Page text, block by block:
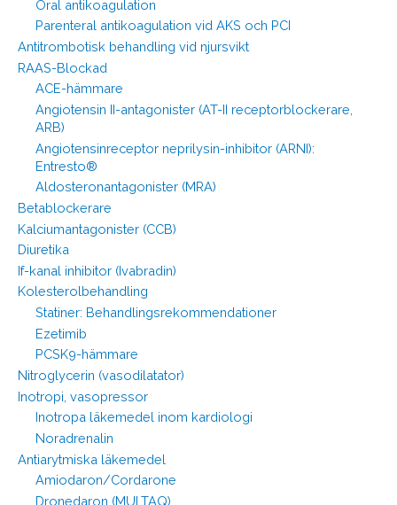
Oral antikoagulation
Parenteral antikoagulation vid AKS och PCI
Antitrombotisk behandling vid njursvikt
RAAS-Blockad
ACE-hämmare
Angiotensin II-antagonister (AT-II receptorblockerare,
ARB)
Angiotensinreceptor neprilysin-inhibitor (ARNI):
Entresto®
Aldosteronantagonister (MRA)
Betablockerare
Kalciumantagonister (CCB)
Diuretika
If-kanal inhibitor (Ivabradin)
Kolesterolbehandling
Statiner: Behandlingsrekommendationer
Ezetimib
PCSK9-hämmare
Nitroglycerin (vasodilatator)
Inotropi, vasopressor
Inotropa läkemedel inom kardiologi
Noradrenalin
Antiarytmiska läkemedel
Amiodaron/Cordarone
Dronedaron (MULTAQ)